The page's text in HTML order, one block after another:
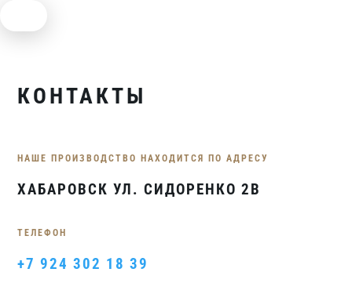
КОНТАКТЫ
НАШЕ ПРОИЗВОДСТВО НАХОДИТСЯ ПО АДРЕСУ
ХАБАРОВСК УЛ. СИДОРЕНКО 2В
ТЕЛЕФОН
+7 924 302 18 39